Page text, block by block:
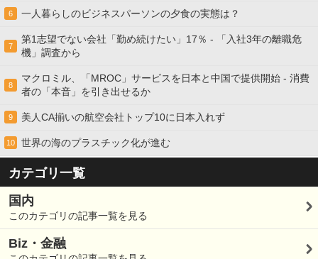
6 一人暮らしのビジネスパーソンの夕食の実態は？
7
第1志望でない会社「勤め続けたい」17％ - 「入社3年の離職危
機」調査から
8
マクロミル、「MROC」サービスを日本と中国で提供開始 - 消費
者の「本音」を引き出せるか
9 美人CA揃いの航空会社トップ10に日本入れず
10 世界の海のプラスチック化が進む
カテゴリ一覧
国内
このカテゴリの記事一覧を見る
Biz・金融